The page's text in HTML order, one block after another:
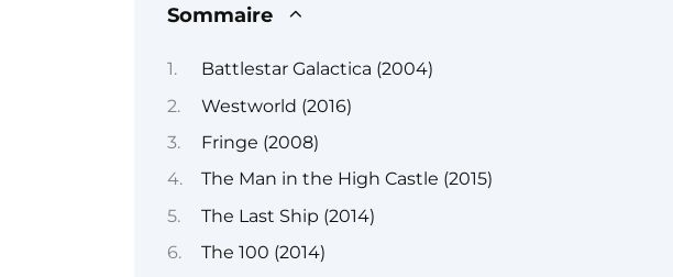
Sommaire
Battlestar Galactica (2004)
Westworld (2016)
Fringe (2008)
The Man in the High Castle (2015)
The Last Ship (2014)
The 100 (2014)